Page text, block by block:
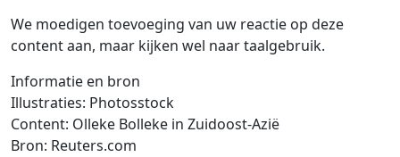
We moedigen toevoeging van uw reactie op deze
content aan, maar kijken wel naar taalgebruik.
Informatie en bron
Illustraties: Photosstock
Content: Olleke Bolleke in Zuidoost-Azië
Bron: Reuters.com